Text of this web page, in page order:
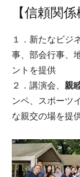
【信頼関係
１．新たなビジ
事、部会行事
ントを提供
２．講演会、 親
ンペ、スポー
な親交の場を提